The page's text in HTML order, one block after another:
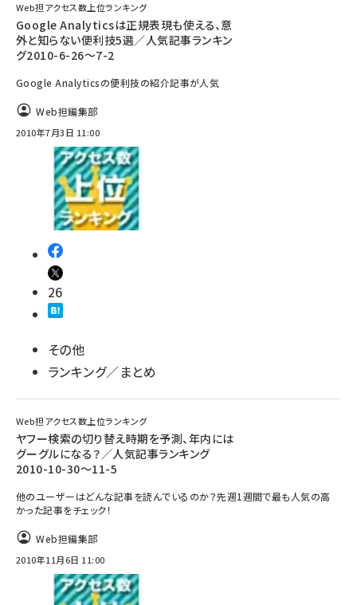
Web担アクセス数上位ランキング
Google Analyticsは正規表現も使える、意
外と知らない便利技5選／人気記事ランキン
グ2010-6-26～7-2
Google Analyticsの便利技の紹介記事が人気
Web担編集部
2010年7月3日 11:00
26
その他
ランキング／まとめ
Web担アクセス数上位ランキング
ヤフー検索の切り替え時期を予測、年内には
グーグルになる？／人気記事ランキング
2010-10-30～11-5
他のユーザーはどんな記事を読んでいるのか？先週1週間で最も人気の高
かった記事をチェック！
Web担編集部
2010年11月6日 11:00